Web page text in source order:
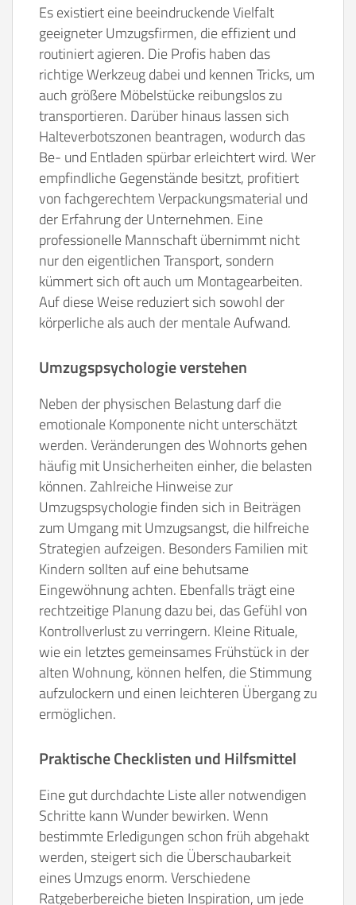
Es existiert eine beeindruckende Vielfalt
geeigneter Umzugsfirmen, die effizient und
routiniert agieren. Die Profis haben das
richtige Werkzeug dabei und kennen Tricks, um
auch größere Möbelstücke reibungslos zu
transportieren. Darüber hinaus lassen sich
Halteverbotszonen beantragen, wodurch das
Be- und Entladen spürbar erleichtert wird. Wer
empfindliche Gegenstände besitzt, profitiert
von fachgerechtem Verpackungsmaterial und
der Erfahrung der Unternehmen. Eine
professionelle Mannschaft übernimmt nicht
nur den eigentlichen Transport, sondern
kümmert sich oft auch um Montagearbeiten.
Auf diese Weise reduziert sich sowohl der
körperliche als auch der mentale Aufwand.
Umzugspsychologie verstehen
Neben der physischen Belastung darf die
emotionale Komponente nicht unterschätzt
werden. Veränderungen des Wohnorts gehen
häufig mit Unsicherheiten einher, die belasten
können. Zahlreiche Hinweise zur
Umzugspsychologie finden sich in Beiträgen
zum Umgang mit Umzugsangst, die hilfreiche
Strategien aufzeigen. Besonders Familien mit
Kindern sollten auf eine behutsame
Eingewöhnung achten. Ebenfalls trägt eine
rechtzeitige Planung dazu bei, das Gefühl von
Kontrollverlust zu verringern. Kleine Rituale,
wie ein letztes gemeinsames Frühstück in der
alten Wohnung, können helfen, die Stimmung
aufzulockern und einen leichteren Übergang zu
ermöglichen.
Praktische Checklisten und Hilfsmittel
Eine gut durchdachte Liste aller notwendigen
Schritte kann Wunder bewirken. Wenn
bestimmte Erledigungen schon früh abgehakt
werden, steigert sich die Überschaubarkeit
eines Umzugs enorm. Verschiedene
Ratgeberbereiche bieten Inspiration, um jede